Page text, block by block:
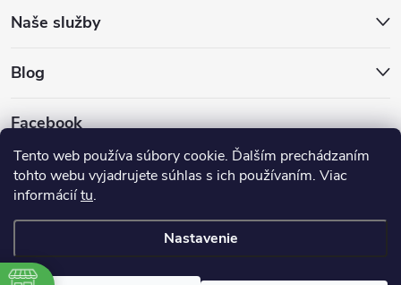
Tento web používa súbory cookie. Ďalším prechádzaním
tohto webu vyjadrujete súhlas s ich používaním. Viac
informáciítu.
Nastavenie
Naše služby
Blog
Facebook